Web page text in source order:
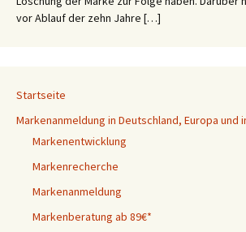
vor Ablauf der zehn Jahre […]
Startseite
Markenanmeldung in Deutschland, Europa und
Markenentwicklung
Markenrecherche
Markenanmeldung
Markenberatung ab 89€*